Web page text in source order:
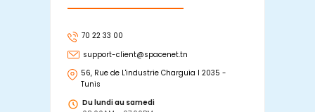
70 22 33 00
support-client@spacenet.tn
56, Rue de L'industrie Charguia I 2035 -
Tunis
Du lundi au samedi